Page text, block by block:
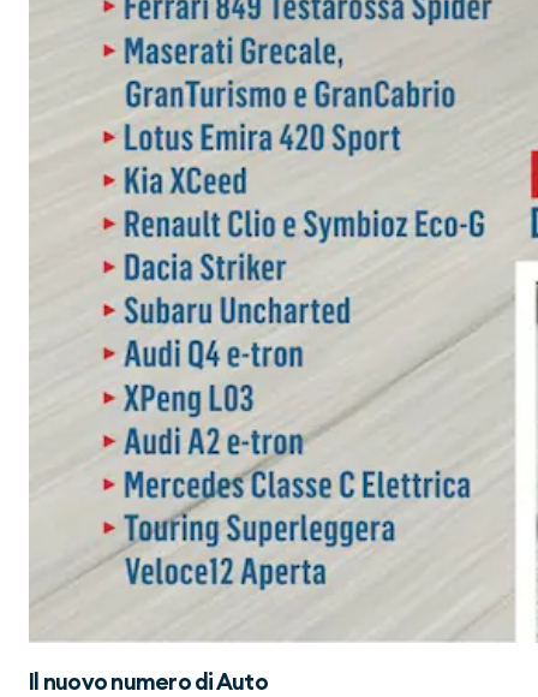
Il nuovo numero diAuto